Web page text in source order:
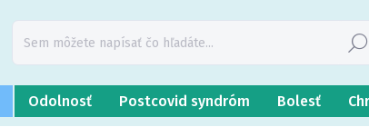
Hľadať
Odolnosť Postcovid syndróm Bolesť